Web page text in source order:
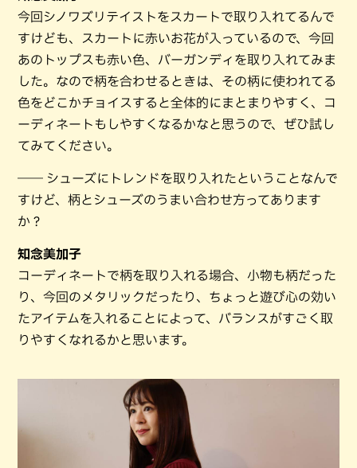
今回シノワズリテイストをスカートで取り入れてるんで
すけども、スカートに赤いお花が入っているので、今回
あのトップスも赤い色、バーガンディを取り入れてみま
した。なので柄を合わせるときは、その柄に使われてる
色をどこかチョイスすると全体的にまとまりやすく、コ
ーディネートもしやすくなるかなと思うので、ぜひ試し
てみてください。
―― シューズにトレンドを取り入れたということなんで
すけど、柄とシューズのうまい合わせ方ってあります
か？
知念美加子
コーディネートで柄を取り入れる場合、小物も柄だった
り、今回のメタリックだったり、ちょっと遊び心の効い
たアイテムを入れることによって、バランスがすごく取
りやすくなれるかと思います。